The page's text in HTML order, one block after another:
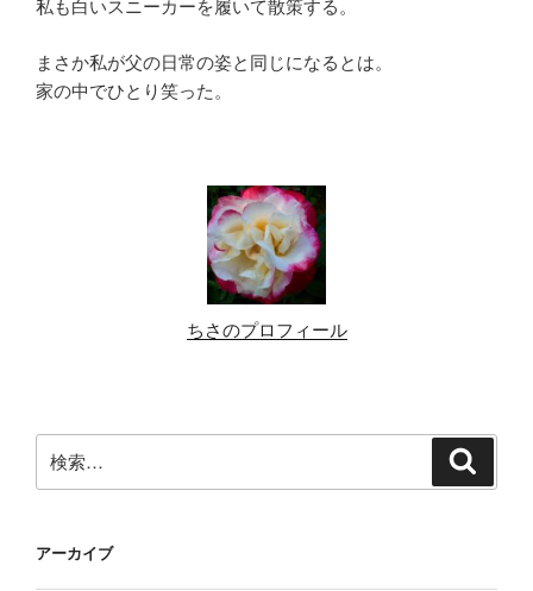
私も白いスニーカーを履いて散策する。
まさか私が父の日常の姿と同じになるとは。
家の中でひとり笑った。
ちさのプロフィール
索:
アーカイブ